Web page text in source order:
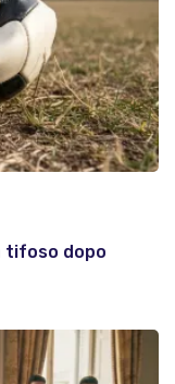
tifoso dopo